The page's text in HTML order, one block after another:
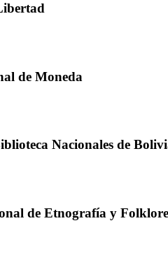
de Moneda
Nacionales de
de Etnografía y Folklore